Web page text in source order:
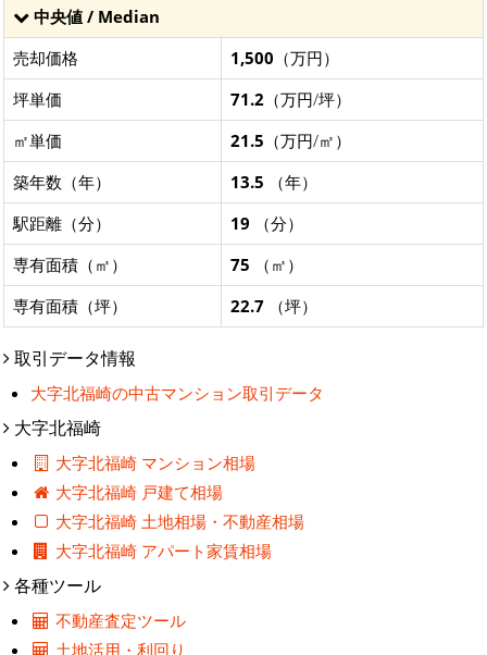
中央値 / Median
売却価格
1,500 （万円）
坪単価
71.2 （万円/坪）
㎡単価
21.5 （万円/㎡）
築年数（年）
13.5 （年）
駅距離（分）
19 （分）
専有面積（㎡）
75 （㎡）
専有面積（坪）
22.7 （坪）
取引データ情報
大字北福崎の中古マンション取引データ
大字北福崎
大字北福崎 マンション相場
大字北福崎 戸建て相場
大字北福崎 土地相場・不動産相場
大字北福崎 アパート家賃相場
各種ツール
不動産査定ツール
土地活用・利回り